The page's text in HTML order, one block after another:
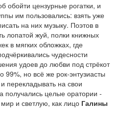
обойти цензурные рогатки, и
им пользовались: взять уже
на них музыку. Поэтов в
лопатой жуй, полки книжных
в мягких обложках, где
чудесности
удоев до любви под стрёкот
но всё же рок-энтузиасты
перекладывать на свои
получались целые оратории -
и светлую, как лицо Галины